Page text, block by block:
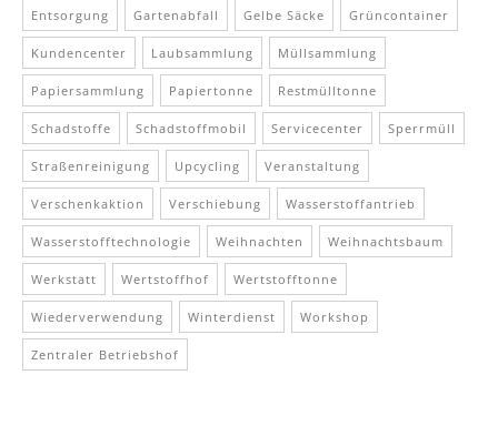
Entsorgung Gartenabfall Gelbe Säcke Grüncontainer
Kundencenter Laubsammlung Müllsammlung
Papiersammlung Papiertonne Restmülltonne
Schadstoffe Schadstoffmobil Servicecenter Sperrmüll
Straßenreinigung Upcycling Veranstaltung
Verschenkaktion Verschiebung Wasserstoffantrieb
Wasserstofftechnologie Weihnachten Weihnachtsbaum
Werkstatt Wertstoffhof Wertstofftonne
Wiederverwendung Winterdienst Workshop
Zentraler Betriebshof